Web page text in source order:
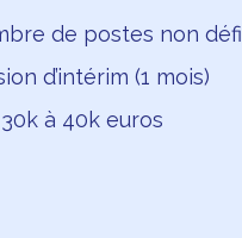
de postes non
d’intérim (1 mois)
à 40k euros